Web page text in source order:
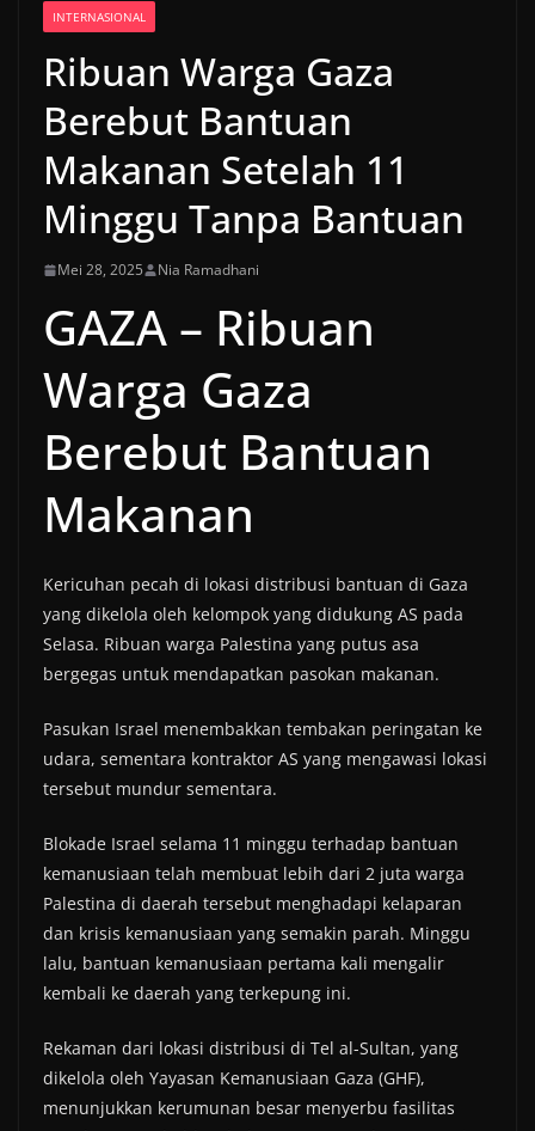
INTERNASIONAL
Ribuan Warga Gaza
Berebut Bantuan
Makanan Setelah 11
Minggu Tanpa Bantuan
Mei 28, 2025 Nia Ramadhani
GAZA – Ribuan
Warga Gaza
Berebut Bantuan
Makanan
Kericuhan pecah di lokasi distribusi bantuan di Gaza
yang dikelola oleh kelompok yang didukung AS pada
Selasa. Ribuan warga Palestina yang putus asa
bergegas untuk mendapatkan pasokan makanan.
Pasukan Israel menembakkan tembakan peringatan ke
udara, sementara kontraktor AS yang mengawasi lokasi
tersebut mundur sementara.
Blokade Israel selama 11 minggu terhadap bantuan
kemanusiaan telah membuat lebih dari 2 juta warga
Palestina di daerah tersebut menghadapi kelaparan
dan krisis kemanusiaan yang semakin parah. Minggu
lalu, bantuan kemanusiaan pertama kali mengalir
kembali ke daerah yang terkepung ini.
Rekaman dari lokasi distribusi di Tel al-Sultan, yang
dikelola oleh Yayasan Kemanusiaan Gaza (GHF),
menunjukkan kerumunan besar menyerbu fasilitas